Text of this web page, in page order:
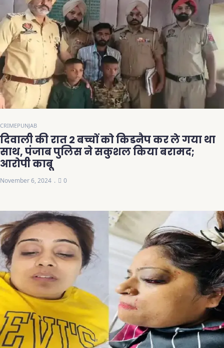
CRIMEPUNJAB
दिवाली की रात 2 बच्चों को किडनैप कर ले गया था
साथ, पंजाब पुलिस ने सकुशल किया बरामद;
आरोपी काबू
November 6, 2024 0